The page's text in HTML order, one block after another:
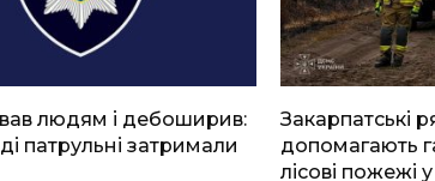
людям і дебоширив:
патрульні затримали
Закарпатські
допомагають
лісові пожежі